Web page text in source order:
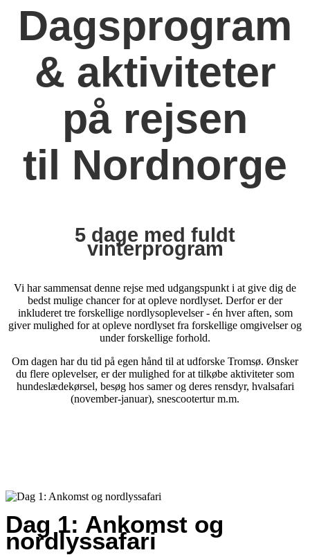
Dagsprogram
& aktiviteter
på rejsen
til Nordnorge
5 dage med fuldt
vinterprogram
Vi har sammensat denne rejse med udgangspunkt i at give dig de
bedst mulige chancer for at opleve nordlyset. Derfor er der
inkluderet tre forskellige nordlysoplevelser - én hver aften, som
giver mulighed for at opleve nordlyset fra forskellige omgivelser og
under forskellige forhold.
Om dagen har du tid på egen hånd til at udforske Tromsø. Ønsker
du flere oplevelser, er der mulighed for at tilkøbe aktiviteter som
hundeslædekørsel, besøg hos samer og deres rensdyr, hvalsafari
(november-januar), snescootertur m.m.
Dag 1: Ankomst og
nordlyssafari